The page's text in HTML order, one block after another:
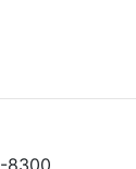
8300